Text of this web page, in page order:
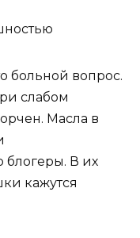
больной вопрос.
слабом
Масла в
блогеры. В их
кажутся